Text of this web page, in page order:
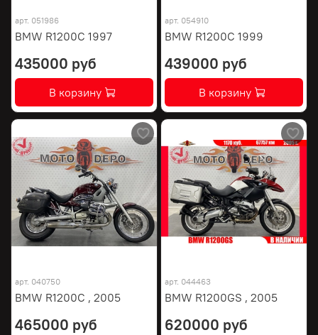
арт. 051986
BMW R1200C 1997
435000 руб
В корзину
арт. 054910
BMW R1200C 1999
439000 руб
В корзину
арт. 040750
BMW R1200C , 2005
465000 руб
арт. 044463
BMW R1200GS , 2005
620000 руб